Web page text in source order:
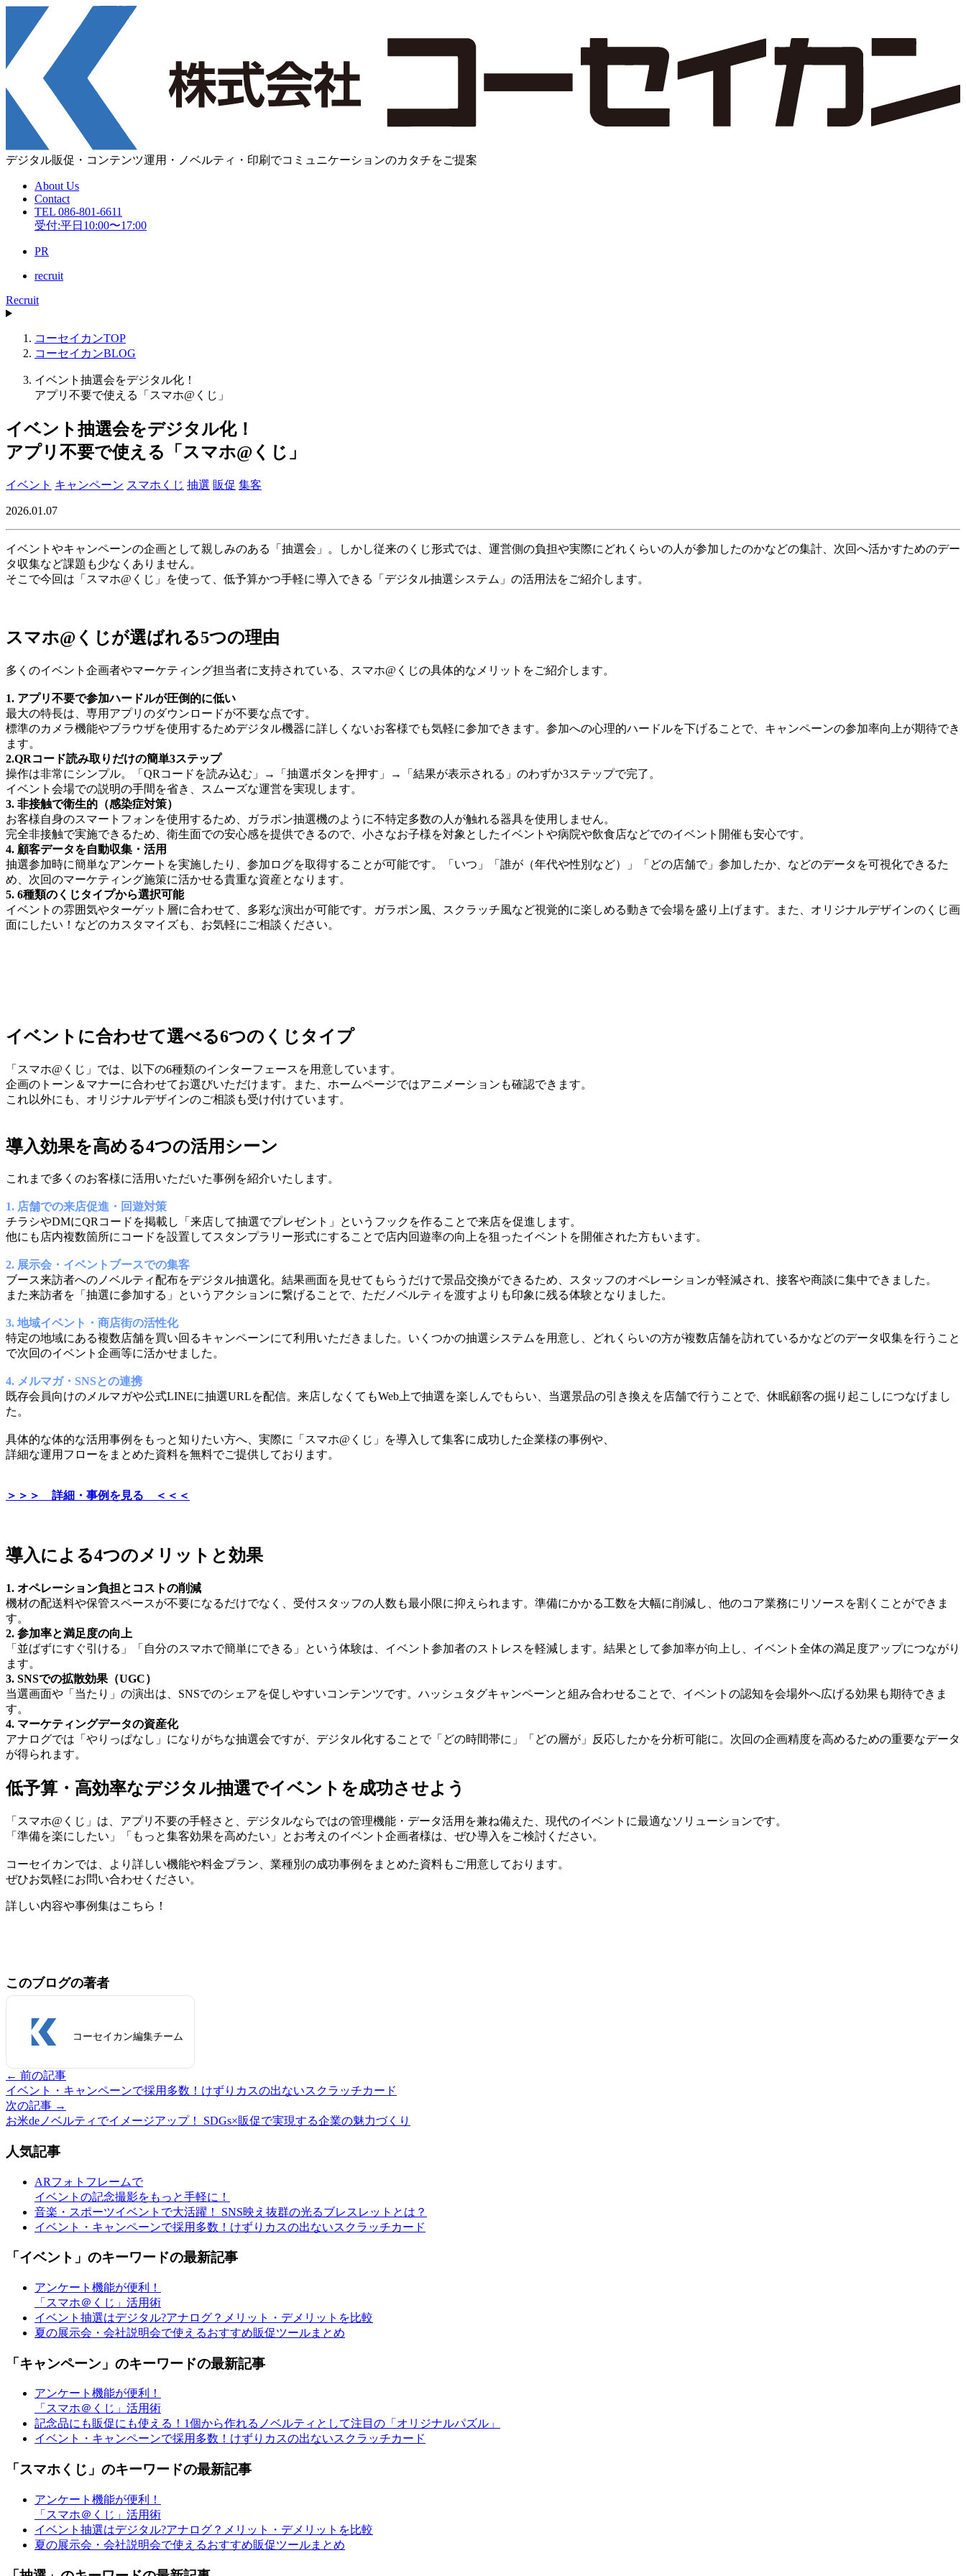
デジタル販促・コンテンツ運用・ ノベルティ・印刷 でコミュニケーションのカタチをご提案
About Us
Contact
TEL 086-801-6611
受付:平日10:00〜17:00
PR
recruit
Recruit
コーセイカンTOP
コーセイカンBLOG
イベント抽選会をデジタル化！
アプリ不要で使える「スマホ@くじ」
イベント抽選会をデジタル化！
アプリ不要で使える「スマホ@くじ」
イベント キャンペーン スマホくじ 抽選 販促 集客
2026.01.07
イベントやキャンペーンの企画として親しみのある「抽選会」。しかし従来のくじ形式では、運営側の負担や実際にどれくらいの人が参加したのかなどの集計、次回へ活かすためのデー
タ収集など課題も少なくありません。
そこで今回は「スマホ@くじ」を使って、低予算かつ手軽に導入できる「デジタル抽選システム」の活用法をご紹介します。
スマホ@くじが選ばれる5つの理由
多くのイベント企画者やマーケティング担当者に支持されている、スマホ@くじの具体的なメリットをご紹介します。
1. アプリ不要で参加ハードルが圧倒的に低い
最大の特長は、専用アプリのダウンロードが不要な点です。
標準のカメラ機能やブラウザを使用するためデジタル機器に詳しくないお客様でも気軽に参加できます。参加への心理的ハードルを下げることで、キャンペーンの参加率向上が期待でき
ます。
2.QRコード読み取りだけの簡単3ステップ
操作は非常にシンプル。「QRコードを読み込む」→「抽選ボタンを押す」→「結果が表示される」のわずか3ステップで完了。
イベント会場での説明の手間を省き、スムーズな運営を実現します。
3. 非接触で衛生的（感染症対策）
お客様自身のスマートフォンを使用するため、ガラポン抽選機のように不特定多数の人が触れる器具を使用しません。
完全非接触で実施できるため、衛生面での安心感を提供できるので、小さなお子様を対象としたイベントや病院や飲食店などでのイベント開催も安心です。
4. 顧客データを自動収集・活用
抽選参加時に簡単なアンケートを実施したり、参加ログを取得することが可能です。「いつ」「誰が（年代や性別など）」「どの店舗で」参加したか、などのデータを可視化できるた
め、次回のマーケティング施策に活かせる貴重な資産となります。
5. 6種類のくじタイプから選択可能
イベントの雰囲気やターゲット層に合わせて、多彩な演出が可能です。ガラポン風、スクラッチ風など視覚的に楽しめる動きで会場を盛り上げます。また、オリジナルデザインのくじ画
面にしたい！などのカスタマイズも、お気軽にご相談ください。
イベントに合わせて選べる6つのくじタイプ
「スマホ@くじ」では、以下の6種類のインターフェースを用意しています。
企画のトーン＆マナーに合わせてお選びいただけます。また、ホームページではアニメーションも確認できます。
これ以外にも、オリジナルデザインのご相談も受け付けています。
導入効果を高める4つの活用シーン
これまで多くのお客様に活用いただいた事例を紹介いたします。
1. 店舗での来店促進・回遊対策
チラシやDMにQRコードを掲載し「来店して抽選でプレゼント」というフックを作ることで来店を促進します。
他にも店内複数箇所にコードを設置してスタンプラリー形式にすることで店内回遊率の向上を狙ったイベントを開催された方もいます。
2. 展示会・イベントブースでの集客
ブース来訪者へのノベルティ配布をデジタル抽選化。結果画面を見せてもらうだけで景品交換ができるため、スタッフのオペレーションが軽減され、接客や商談に集中できました。
また来訪者を「抽選に参加する」というアクションに繋げることで、ただノベルティを渡すよりも印象に残る体験となりました。
3. 地域イベント・商店街の活性化
特定の地域にある複数店舗を買い回るキャンペーンにて利用いただきました。いくつかの抽選システムを用意し、どれくらいの方が複数店舗を訪れているかなどのデータ収集を行うこと
で次回のイベント企画等に活かせました。
4. メルマガ・SNSとの連携
既存会員向けのメルマガや公式LINEに抽選URLを配信。来店しなくてもWeb上で抽選を楽しんでもらい、当選景品の引き換えを店舗で行うことで、休眠顧客の掘り起こしにつなげまし
た。
具体的な体的な活用事例をもっと知りたい方へ、実際に「スマホ@くじ」を導入して集客に成功した企業様の事例や、
詳細な運用フローをまとめた資料を無料でご提供しております。
＞＞＞ 詳細・事例を見る ＜＜＜
導入による4つのメリットと効果
1. オペレーション負担とコストの削減
機材の配送料や保管スペースが不要になるだけでなく、受付スタッフの人数も最小限に抑えられます。準備にかかる工数を大幅に削減し、他のコア業務にリソースを割くことができま
す。
2. 参加率と満足度の向上
「並ばずにすぐ引ける」「自分のスマホで簡単にできる」という体験は、イベント参加者のストレスを軽減します。結果として参加率が向上し、イベント全体の満足度アップにつながり
ます。
3. SNSでの拡散効果（UGC）
当選画面や「当たり」の演出は、SNSでのシェアを促しやすいコンテンツです。ハッシュタグキャンペーンと組み合わせることで、イベントの認知を会場外へ広げる効果も期待できま
す。
4. マーケティングデータの資産化
アナログでは「やりっぱなし」になりがちな抽選会ですが、デジタル化することで「どの時間帯に」「どの層が」反応したかを分析可能に。次回の企画精度を高めるための重要なデータ
が得られます。
低予算・高効率なデジタル抽選でイベントを成功させよう
「スマホ@くじ」は、アプリ不要の手軽さと、デジタルならではの管理機能・データ活用を兼ね備えた、現代のイベントに最適なソリューションです。
「準備を楽にしたい」「もっと集客効果を高めたい」とお考えのイベント企画者様は、ぜひ導入をご検討ください。
コーセイカンでは、より詳しい機能や料金プラン、業種別の成功事例をまとめた資料もご用意しております。
ぜひお気軽にお問い合わせください。
詳しい内容や事例集はこちら！
このブログの著者
コーセイカン編集チーム
← 前の記事
イベント・キャンペーンで採用多数！けずりカスの出ないスクラッチカード
次の記事 →
お米deノベルティでイメージアップ！ SDGs×販促で実現する企業の魅力づくり
人気記事
ARフォトフレームで
イベントの記念撮影をもっと手軽に！
音楽・スポーツイベントで大活躍！ SNS映え抜群の光るブレスレットとは？
イベント・キャンペーンで採用多数！けずりカスの出ないスクラッチカード
「イベント」のキーワードの最新記事
アンケート機能が便利！
「スマホ＠くじ」活用術
イベント抽選はデジタル?アナログ？メリット・デメリットを比較
夏の展示会・会社説明会で使えるおすすめ販促ツールまとめ
「キャンペーン」のキーワードの最新記事
アンケート機能が便利！
「スマホ＠くじ」活用術
記念品にも販促にも使える！1個から作れるノベルティとして注目の「オリジナルパズル」
イベント・キャンペーンで採用多数！けずりカスの出ないスクラッチカード
「スマホくじ」のキーワードの最新記事
アンケート機能が便利！
「スマホ＠くじ」活用術
イベント抽選はデジタル?アナログ？メリット・デメリットを比較
夏の展示会・会社説明会で使えるおすすめ販促ツールまとめ